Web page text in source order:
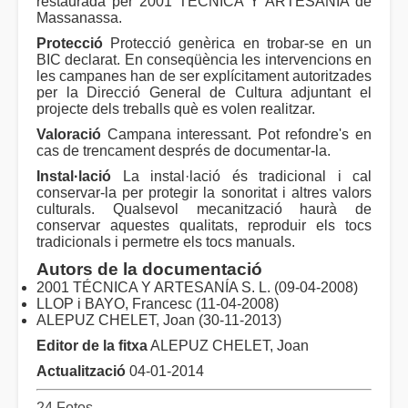
Massanassa.
Protecció Protecció genèrica en trobar-se en un
BIC declarat. En conseqüència les intervencions en
les campanes han de ser explícitament autoritzades
per la Direcció General de Cultura adjuntant el
projecte dels treballs què es volen realitzar.
Valoració Campana interessant. Pot refondre's en
cas de trencament després de documentar-la.
Instal·lació La instal·lació és tradicional i cal
conservar-la per protegir la sonoritat i altres valors
culturals. Qualsevol mecanització haurà de
conservar aquestes qualitats, reproduir els tocs
tradicionals i permetre els tocs manuals.
Autors de la documentació
2001 TÉCNICA Y ARTESANÍA S. L. (09-04-2008)
LLOP i BAYO, Francesc (11-04-2008)
ALEPUZ CHELET, Joan (30-11-2013)
Editor de la fitxaALEPUZ CHELET, Joan
Actualització 04-01-2014